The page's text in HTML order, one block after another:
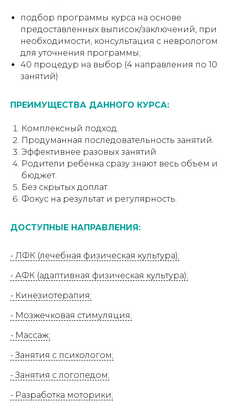
подбор программы курса на основе
предоставленных выписок/заключений, при
необходимости, консультация с неврологом
для уточнения программы;
40 процедур на выбор (4 направления по 10
занятий)
ПРЕИМУЩЕСТВА ДАННОГО КУРСА:
Комплексный подход.
Продуманная последовательность занятий.
Эффективнее разовых занятий.
Родители ребенка сразу знают весь объем и
бюджет.
Без скрытых доплат.
Фокус на результат и регулярность.
ДОСТУПНЫЕ НАПРАВЛЕНИЯ:
- ЛФК (лечебная физическая культура);
- АФК (адаптивная физическая культура);
- Кинезиотерапия;
- Мозжечковая стимуляция;
- Массаж;
- Занятия с психологом;
- Занятия с логопедом;
- Разработка моторики;